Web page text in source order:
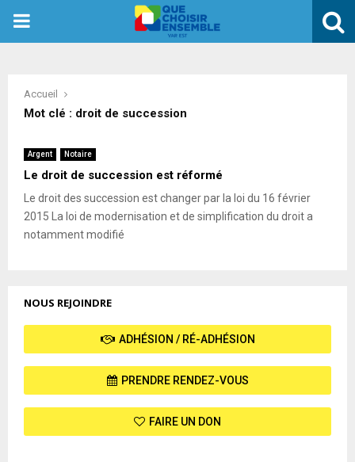
PRIMARY
Accueil
Mot clé : droit de succession
Argent Notaire
Le droit de succession est réformé
Le droit des succession est changer par la loi du 16 février
2015 La loi de modernisation et de simplification du droit a
notamment modifié
NOUS REJOINDRE
ADHÉSION / RÉ-ADHÉSION
PRENDRE RENDEZ-VOUS
FAIRE UN DON